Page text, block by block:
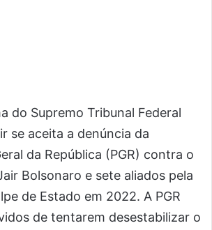
do Supremo Tribunal Federal
se aceita a denúncia da
da República (PGR) contra o
Bolsonaro e sete aliados pela
de Estado em 2022. A PGR
de tentarem desestabilizar o